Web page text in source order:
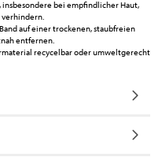
bei empfindlicher Haut,
verhindern.
auf einer trockenen, staubfreien
entfernen.
recycelbar oder umweltgerecht